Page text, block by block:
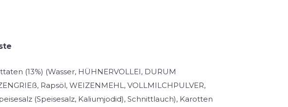
(13%) (Wasser, HÜHNERVOLLEI, DURUM
Rapsöl, WEIZENMEHL, VOLLMILCHPULVER,
(Speisesalz, Kaliumjodid), Schnittlauch), Karotten